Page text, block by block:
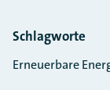
Schlagworte
Erneuerbare